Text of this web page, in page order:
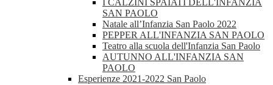
I CALZINI SPAIATI DELL'INFANZIA
SAN PAOLO
Natale all’Infanzia San Paolo 2022
PEPPER ALL'INFANZIA SAN PAOLO
Teatro alla scuola dell'Infanzia San Paolo
AUTUNNO ALL'INFANZIA SAN
PAOLO
Esperienze 2021-2022 San Paolo